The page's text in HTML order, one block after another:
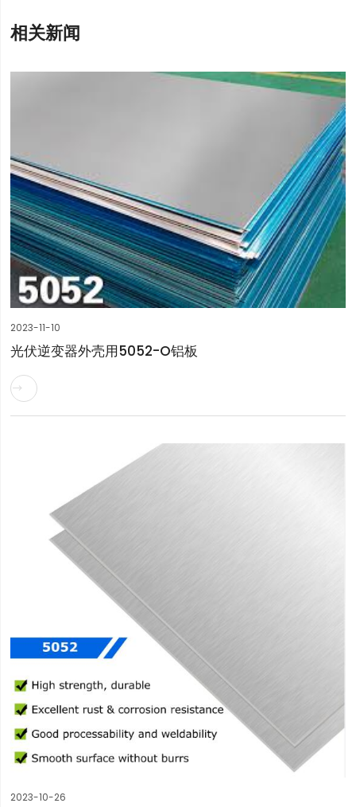
相关新闻
2023-11-10
光伏逆变器外壳用5052-O铝板

2023-10-26